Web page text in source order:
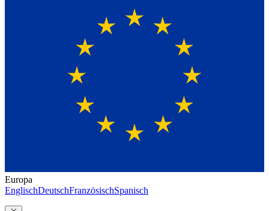
Europa
EnglischDeutschFranzösischSpanisch